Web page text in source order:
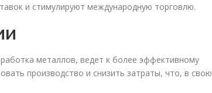
и стимулируют международную торговлю.
металлов, ведет к более эффективному
производство и снизить затраты, что, в свою